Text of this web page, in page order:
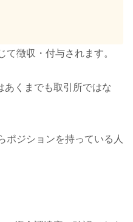
徴収・付与されます。
あくまでも取引所ではな
ポジションを持っている人